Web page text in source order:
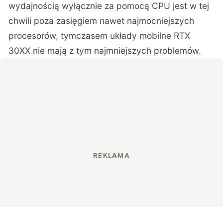
wydajnością wyłącznie za pomocą CPU jest w tej
chwili poza zasięgiem nawet najmocniejszych
procesorów, tymczasem układy mobilne RTX
30XX nie mają z tym najmniejszych problemów.